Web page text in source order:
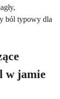
ból typowy dla
w jamie